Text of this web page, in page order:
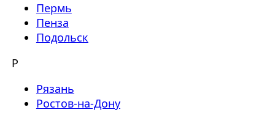
Пермь
Пенза
Подольск
Р
Рязань
Ростов-на-Дону